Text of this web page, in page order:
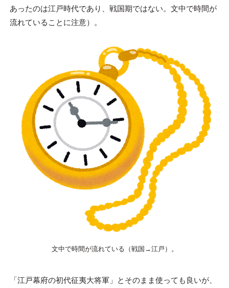
あったのは江戸時代であり、戦国期ではない。文中で時間が
流れていることに注意）。
文中で時間が流れている（戦国→江戸）。
「江戸幕府の初代征夷大将軍」とそのまま使っても良いが、